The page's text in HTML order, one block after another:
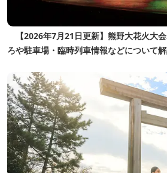
【2026年7月21日更新】熊野大花火大
ろや駐車場・臨時列車情報などについて解